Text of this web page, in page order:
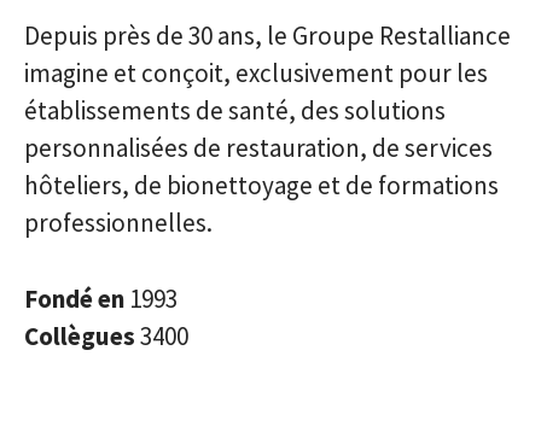
Depuis près de 30 ans, le Groupe Restalliance
imagine et conçoit, exclusivement pour les
établissements de santé, des solutions
personnalisées de restauration, de services
hôteliers, de bionettoyage et de formations
professionnelles.
Fondé en 1993
Collègues3400